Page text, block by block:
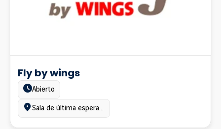
Fly by wings
Estado:
Abierto
Ubicación: Sala de última espera, Terminal A